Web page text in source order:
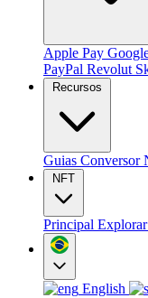
Apple Pay
PayPal Revolut
Recursos
Guias Conversor
NFT
Principal Explorar
English